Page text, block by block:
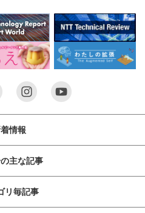
情報
主な記事
リ毎記事